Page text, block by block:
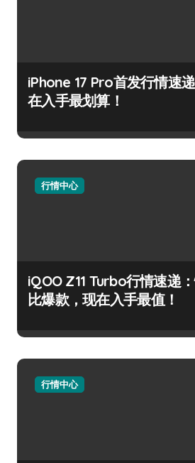
iPhone 17 Pro首发行情速
在入手最划算！
行情中心
iQOO Z11 Turbo行情速递
比爆款，现在入手最值！
行情中心